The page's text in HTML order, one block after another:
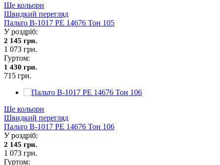
Ще кольори
Швидкий перегляд
Пальто В-1017 PE 14676 Тон 105
У роздріб:
2 145 грн.
1 073 грн.
Гуртом:
1 430 грн.
715 грн.
Ще кольори
Швидкий перегляд
Пальто В-1017 PE 14676 Тон 106
У роздріб:
2 145 грн.
1 073 грн.
Гуртом: